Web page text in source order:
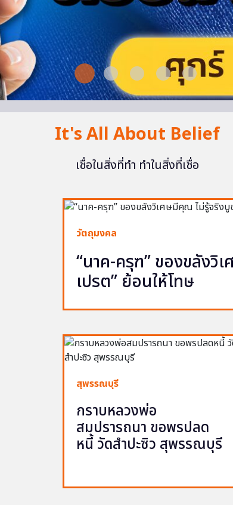
It's All About Belief
เชื่อในสิ่งที่ทำ ทำในสิ่งที่เชื่อ
วัตถุมงคล
“นาค-ครุฑ” ของขลังวิ
เปรต” ย้อนให้โทษ
สุพรรณบุรี
กราบหลวงพ่อ
สมปรารถนา ขอพรปลด
หนี้ วัดสำปะซิว สุพรรณบุรี